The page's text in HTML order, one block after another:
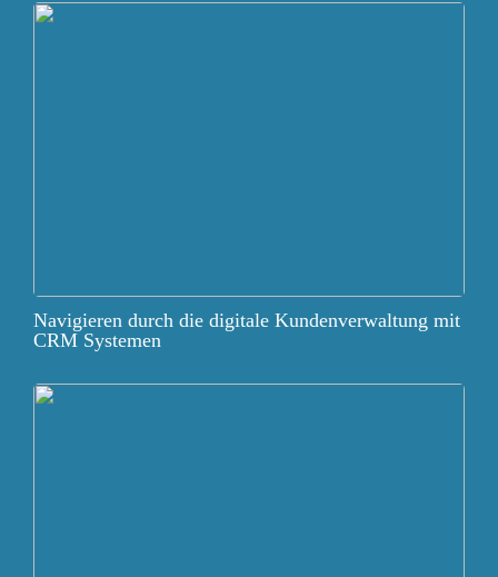
Navigieren durch die digitale Kundenverwaltung mit
CRM Systemen